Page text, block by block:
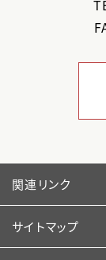
関連リンク
サイトマップ